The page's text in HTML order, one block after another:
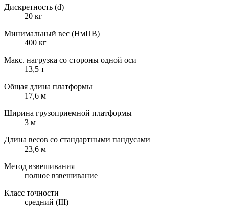
Дискретность (d)
20 кг
Минимальный вес (НмПВ)
400 кг
Макс. нагрузка со стороны одной оси
13,5 т
Общая длина платформы
17,6 м
Ширина грузоприемной платформы
3 м
Длина весов со стандартными пандусами
23,6 м
Метод взвешивания
полное взвешивание
Класс точности
средний (III)